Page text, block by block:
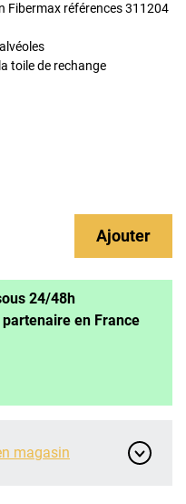
Fibermax références 311204
toile de rechange
Ajouter
24/48h
en France
magasin